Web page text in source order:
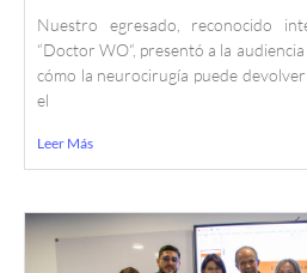
Nuestro egresado, reconocido
“Doctor WO“, presentó a la
cómo la neurocirugía puede
el
Leer Más